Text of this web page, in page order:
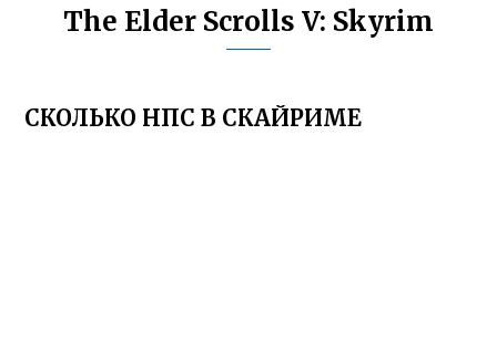
The Elder Scrolls V: Skyrim
СКОЛЬКО НПС В СКАЙРИМЕ